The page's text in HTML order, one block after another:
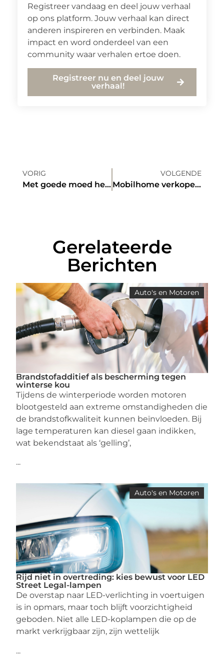
Registreer vandaag en deel jouw verhaal
op ons platform. Jouw verhaal kan direct
anderen inspireren en verbinden. Maak
impact en word onderdeel van een
community waar verhalen ertoe doen.
Registreer nu en deel jouw
verhaal!
VORIG
Met goede moed het nieuwe jaar in
VOLGENDE
Mobilhome verkopen in de zomer
Gerelateerde
Berichten
Auto's en Motoren
Brandstofadditief als bescherming tegen
winterse kou
Tijdens de winterperiode worden motoren
blootgesteld aan extreme omstandigheden die
de brandstofkwaliteit kunnen beïnvloeden. Bij
lage temperaturen kan diesel gaan indikken,
wat bekendstaat als ‘gelling’,
...
Auto's en Motoren
Rijd niet in overtreding: kies bewust voor LED
Street Legal-lampen
De overstap naar LED-verlichting in voertuigen
is in opmars, maar toch blijft voorzichtigheid
geboden. Niet alle LED-koplampen die op de
markt verkrijgbaar zijn, zijn wettelijk
...